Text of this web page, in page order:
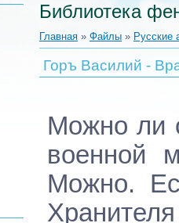
Библиотека
Главная » Файлы » Русские
Горъ Василий -
Можно ли
военной
Можно.